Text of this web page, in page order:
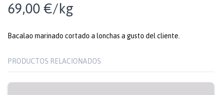
69,00 €/kg
Bacalao marinado cortado a lonchas a gusto del cliente.
PRODUCTOS RELACIONADOS